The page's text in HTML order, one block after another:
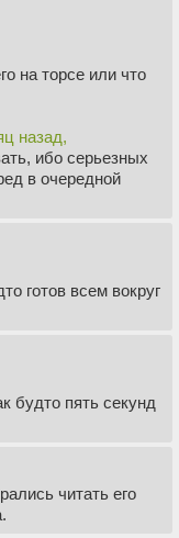
не будет
белых
волновать,ибо
бездарное
проекте по
чем в 8 сезоне
там будет
на торсе или что
назад,
ибо серьезных
в очередной
готов всем вокруг
будто пять секунд
читать его